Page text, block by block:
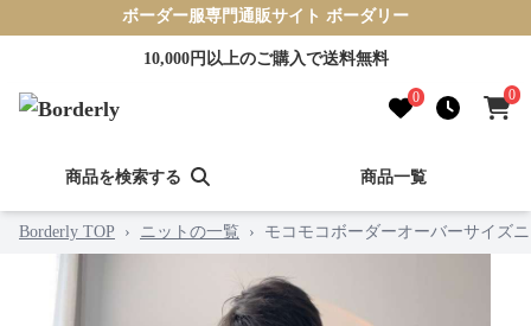
ボーダー服専門通販サイト ボーダリー
10,000円以上のご購入で送料無料
0 0
商品を検索する 商品一覧
Borderly TOP › ニットの一覧 › モコモコボーダーオーバーサイズ